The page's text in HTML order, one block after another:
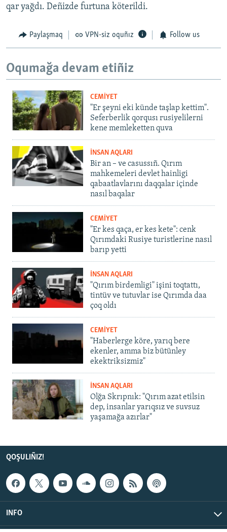
qar yağdı. Deñizde furtuna köterildi.
Paylaşmaq VPN-siz oquñız Follow us
Oqumağa devam etiñiz
CEMİYET
"Er şeyni eki künde taşlap kettim".
Seferberlik qorqusı rusiyelilerni
kene memleketten quva
İNSAN AQLARI
Bir an – ve casussıñ. Qırım
mahkemeleri devlet hainligi
qabaatlavlarını daqqalar içinde
nasıl baqalar
CEMİYET
"Er kes qaça, er kes kete": cenk
Qırımdaki Rusiye turistlerine nasıl
barıp yetti
İNSAN AQLARI
"Qırım birdemligi" işini toqtattı,
tintüv ve tutuvlar ise Qırımda daa
çoq oldı
CEMİYET
"Haberlerge köre, yarıq bere
ekenler, amma biz bütünley
ekektriksizmiz"
İNSAN AQLARI
Olğa Skrıpnık: "Qırım azat etilsin
dep, insanlar yarıqsız ve suvsuz
yaşamağa azırlar"
QOŞULIÑIZ!
INFO